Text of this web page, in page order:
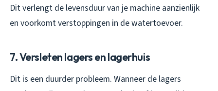
Dit verlengt de levensduur van je machine aanzienlijk
en voorkomt verstoppingen in de watertoevoer.
7. Versleten lagers en lagerhuis
Dit is een duurder probleem. Wanneer de lagers